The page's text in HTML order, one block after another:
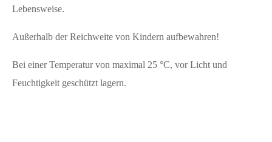
Lebensweise.
Außerhalb der Reichweite von Kindern aufbewahren!
Bei einer Temperatur von maximal 25 °C, vor Licht und
Feuchtigkeit geschützt lagern.